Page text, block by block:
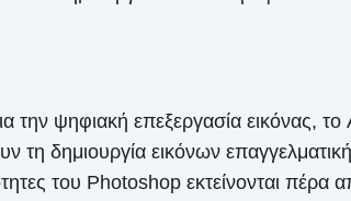
ψηφιακή επεξεργασία εικόνας,
τη δημιουργία εικόνων
του Photoshop εκτείνονται